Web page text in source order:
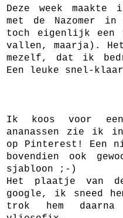
Deze week
met de Nazomer
toch eigenlijk
vallen, maarja).
mezelf, dat ik
Een leuke snel-
Ik koos voor een
ananassen zie ik
op Pinterest! Een
bovendien ook
sjabloon ;-)
Het plaatje van
google, ik sneed
trok hem